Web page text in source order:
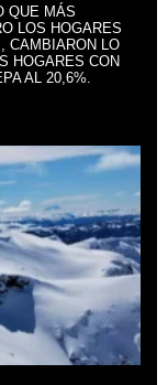
QUE MÁS
LOS HOGARES
CAMBIARON LO
HOGARES CON
AL 20,6%.